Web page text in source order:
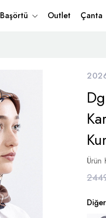
Başörtü Outlet Çanta
Ürün